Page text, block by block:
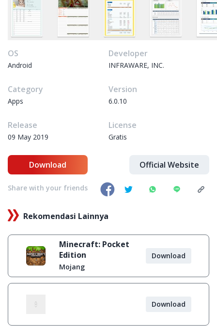
OS
Android
Developer
INFRAWARE, INC.
Category
Apps
Version
6.0.10
Release
09 May 2019
License
Gratis
Download Official Website
Share with your friends
Rekomendasi Lainnya
Minecraft: Pocket
Edition
Mojang
Download
Download